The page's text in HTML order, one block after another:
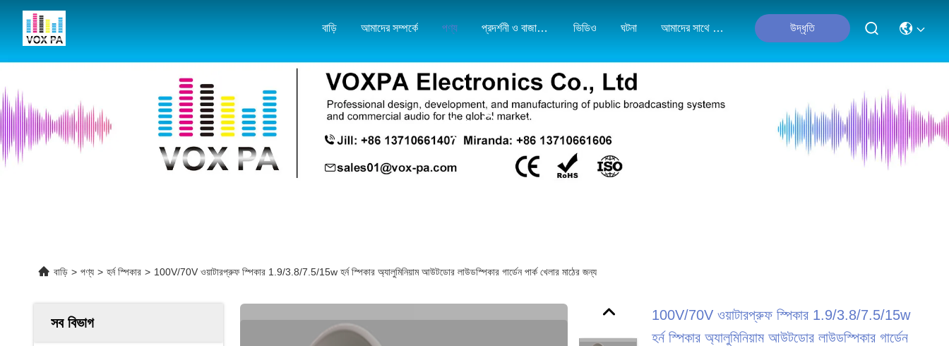
বাড়ি আমাদের সম্পর্কে পণ্য প্রদর্শনী ও বাজার মানচিত্র ভিডিও ঘটনা আমাদের সাথে যোগাযোগ করুন উদ্ধৃতি
পণ্যের বিবরণ
বাড়ি > পণ্য > হর্ন স্পিকার > 100V/70V ওয়াটারপ্রুফ স্পিকার 1.9/3.8/7.5/15w হর্ন স্পিকার অ্যালুমিনিয়াম আউটডোর লাউডস্পিকার গার্ডেন পার্ক খেলার মাঠের জন্য
সব বিভাগ
100V/70V ওয়াটারপ্রুফ স্পিকার 1.9/3.8/7.5/15w
হর্ন স্পিকার অ্যালুমিনিয়াম আউটডোর লাউডস্পিকার গার্ডেন